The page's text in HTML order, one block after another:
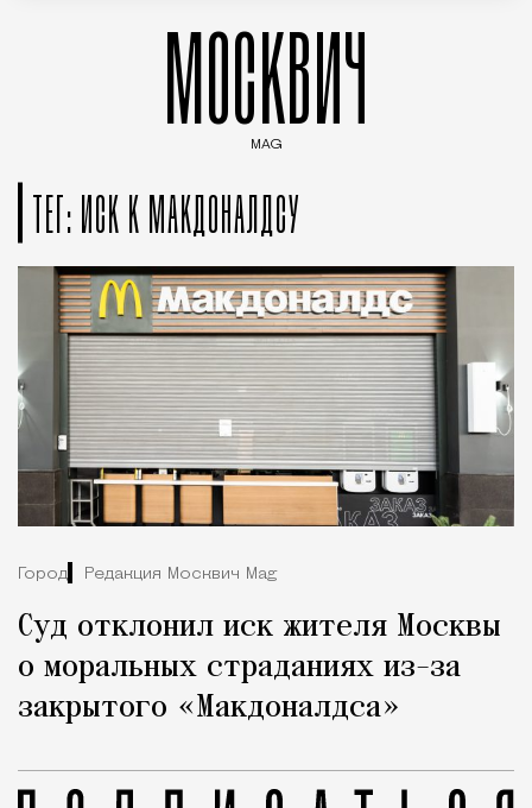
МОСКВИЧ
MAG
ТЕГ: ИСК К МАКДОНАЛДСУ
Город Редакция Москвич Mag
Суд отклонил иск жителя Москвы
о моральных страданиях из-за
закрытого «Макдоналдса»